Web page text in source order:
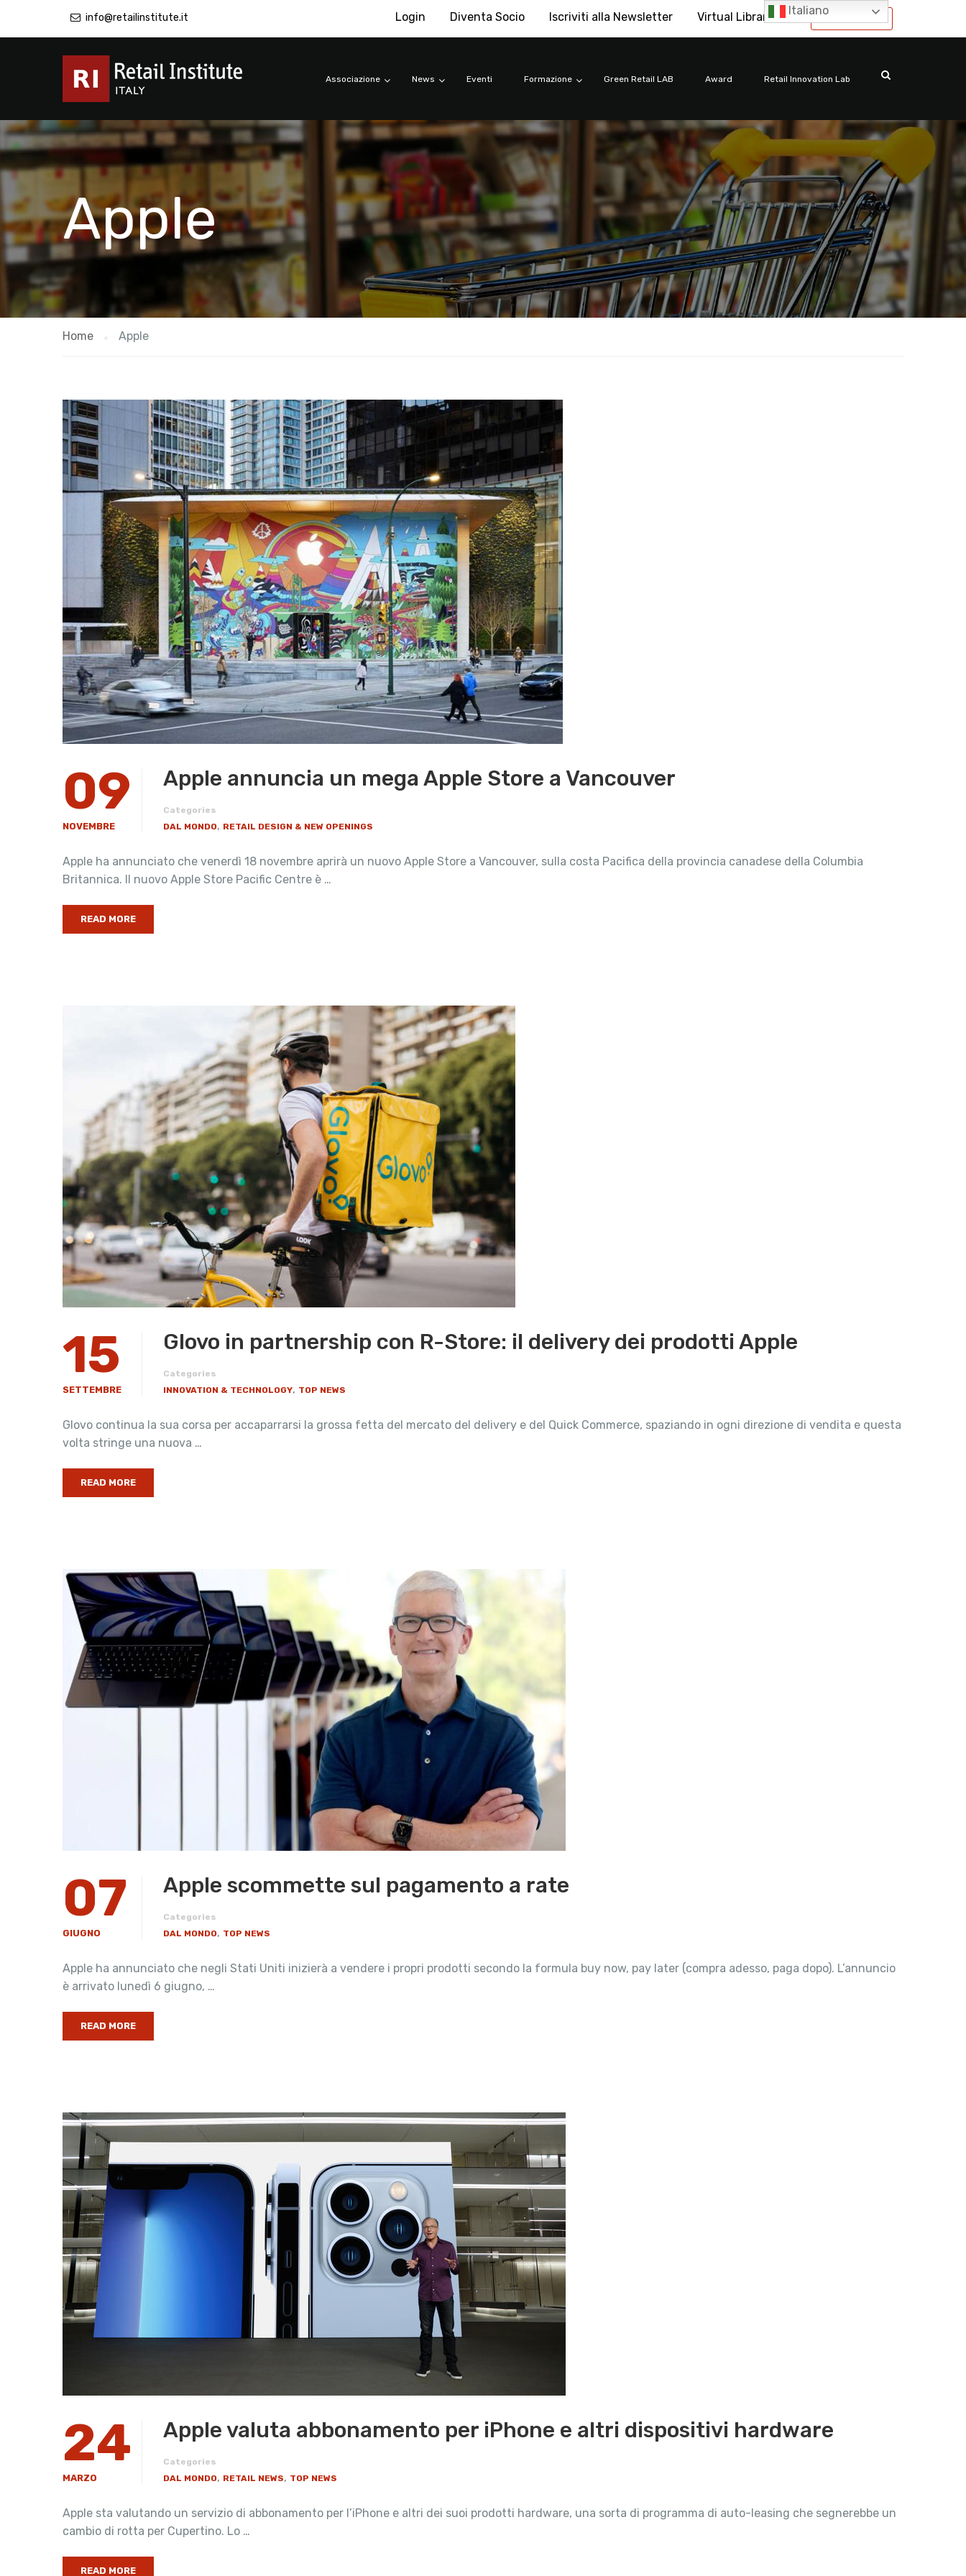
info@retailinstitute.it International
Login Diventa Socio Iscriviti alla Newsletter Virtual Library
Associazione News Eventi Formazione Green Retail LAB Award Retail Innovation Lab
Apple
Home Apple
09
NOVEMBRE
Apple annuncia un mega Apple Store a Vancouver
Categories
DAL MONDO, RETAIL DESIGN & NEW OPENINGS
Apple ha annunciato che venerdì 18 novembre aprirà un nuovo Apple Store a Vancouver, sulla costa Pacifica della provincia canadese della Columbia
Britannica. Il nuovo Apple Store Pacific Centre è …
READ MORE
15
SETTEMBRE
Glovo in partnership con R-Store: il delivery dei prodotti Apple
Categories
INNOVATION & TECHNOLOGY, TOP NEWS
Glovo continua la sua corsa per accaparrarsi la grossa fetta del mercato del delivery e del Quick Commerce, spaziando in ogni direzione di vendita e questa
volta stringe una nuova …
READ MORE
07
GIUGNO
Apple scommette sul pagamento a rate
Categories
DAL MONDO, TOP NEWS
Apple ha annunciato che negli Stati Uniti inizierà a vendere i propri prodotti secondo la formula buy now, pay later (compra adesso, paga dopo). L’annuncio
è arrivato lunedì 6 giugno, …
READ MORE
24
MARZO
Apple valuta abbonamento per iPhone e altri dispositivi hardware
Categories
DAL MONDO, RETAIL NEWS, TOP NEWS
Apple sta valutando un servizio di abbonamento per l’iPhone e altri dei suoi prodotti hardware, una sorta di programma di auto-leasing che segnerebbe un
cambio di rotta per Cupertino. Lo …
READ MORE
Italiano